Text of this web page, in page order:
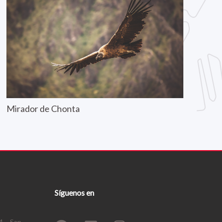
Mirador de Chonta
Síguenos en